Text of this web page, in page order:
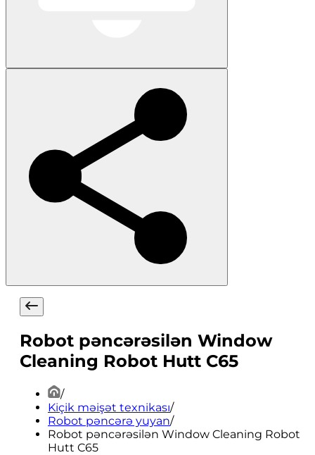
Robot pəncərəsilən Window
Cleaning Robot Hutt C65
/
Kiçik məişət texnikası/
Robot pəncərə yuyan/
Robot pəncərəsilən Window Cleaning Robot
Hutt C65